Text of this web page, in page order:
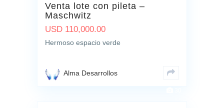
Venta lote con pileta –
Maschwitz
USD 110,000.00
Hermoso espacio verde
Alma Desarrollos